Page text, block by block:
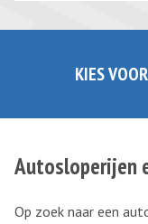
KIES
Autosloperijen
Op zoek naar een